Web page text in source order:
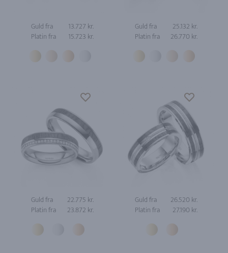
Guld fra
13.727 kr.
Platin fra
15.723 kr.
Guld fra
25.132 kr.
Platin fra
26.770 kr.
Guld fra
22.775 kr.
Platin fra
23.872 kr.
Guld fra
26.520 kr.
Platin fra
27.190 kr.